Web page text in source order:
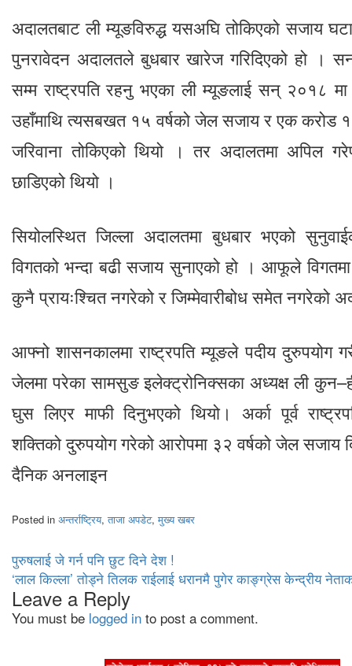
अदालतबाट ली म्यूङविरुद्ध यसअघि तोकिएको सजाय
पुनरावेदन अदालतले बुधबार खारेज गरिदिएको हो
सम्म राष्ट्रपति रहनु भएका ली म्यूङलाई सन् २०१८
उहाँमाथि त्यसबखत १५ वर्षको जेल सजाय र एक करोड
जरिवाना तोकिएको थियो । तर अदालतमा अपिल
छाडिएको थियो ।
सियोलस्थित जिल्ला अदालतमा बुधबार भएको
विगतको भन्दा बढी सजाय सुनाएको हो । आफूले
कुनै प्रायःश्चित नगरेको र जिम्मेवारीबोध समेत नगरेको
आफ्नो शासनकालमा राष्ट्रपति म्यूङले पदीय दुरुपयोग
जेलमा परेका सामसुङ इलेक्ट्रोनिक्सका अध्यक्ष ली
घुस लिएर माफी दिनुभएको थियो। अर्का पूर्व
शक्तिको दुरुपयोग गरेको आरोपमा ३२ वर्षको जेल सजाय
दैनिक अनलाइन
Posted in अन्तर्राष्ट्रिय,ताजा अपडेट,मुख्य खबर
Post
navigation
पुरुषलाई जे गर्न पनि छुट दिने देश !
‘लाल किल्ला’ तोड्ने तिलक राईलाई धरानमै पुगेर काङ्ग्रेस केन्द्रीय
Leave a Reply
You must be logged in to post a comment.